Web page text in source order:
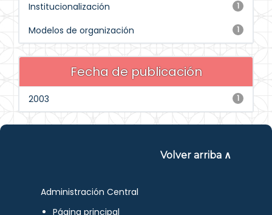
1
Institucionalización
1
Modelos de organización
Fecha de publicación
1
2003
Volver arriba ∧
Administración Central
Página principal